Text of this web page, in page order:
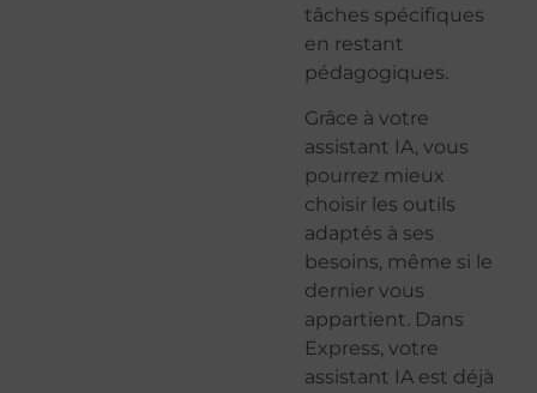
tâches spécifiques
en restant
pédagogiques.
Grâce à votre
assistant IA, vous
pourrez mieux
choisir les outils
adaptés à ses
besoins, même si le
dernier vous
appartient. Dans
Express, votre
assistant IA est déjà